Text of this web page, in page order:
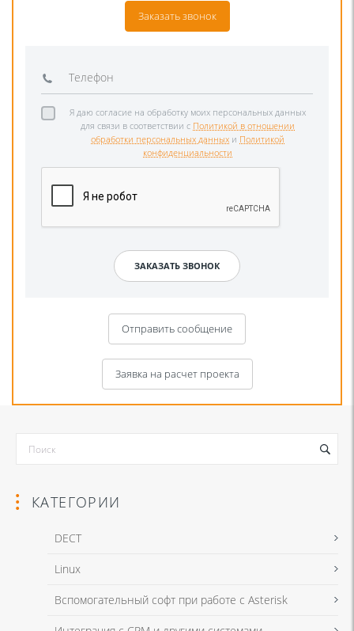
Заказать звонок
Я даю согласие на обработку моих персональных данных
для связи в соответствии с Политикой в отношении
обработки персональных данных и Политикой
конфиденциальности
Отправить сообщение
Я даю согласие на обработку моих персональных данных для связи
в соответствии сПолитикой в отношении обработки персональных
Заявка на расчет проекта
КАТЕГОРИИ
DECT
Linux
Вспомогательный софт при работе с Asterisk